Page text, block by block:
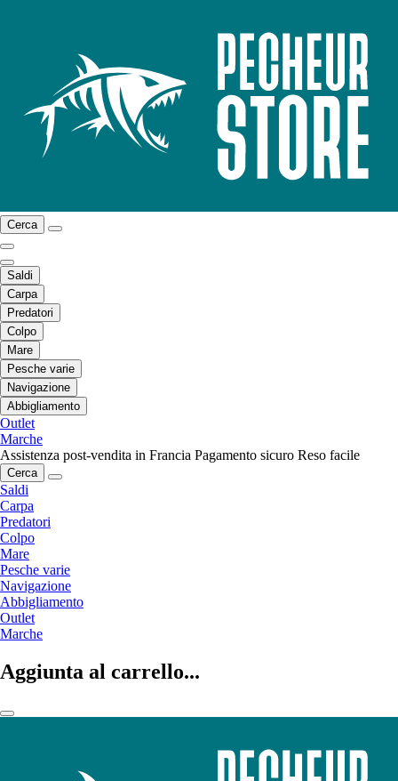
Cerca
Saldi
Carpa
Predatori
Colpo
Mare
Pesche varie
Navigazione
Abbigliamento
Outlet
Marche
Assistenza post-vendita in Francia Pagamento sicuro Reso facile
Cerca
Saldi
Carpa
Predatori
Colpo
Mare
Pesche varie
Navigazione
Abbigliamento
Outlet
Marche
Aggiunta al carrello...